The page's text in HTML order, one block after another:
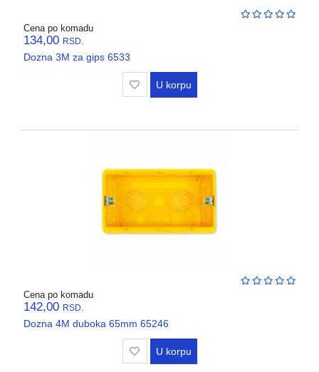
Cena po komadu
134,00 RSD.
Dozna 3M za gips 6533
U korpu
Cena po komadu
142,00 RSD.
Dozna 4M duboka 65mm 65246
U korpu